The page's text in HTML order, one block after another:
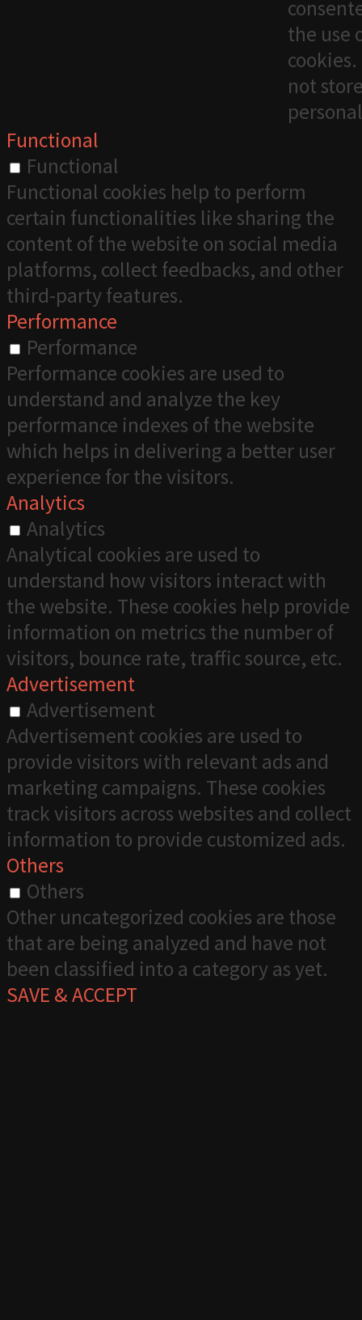
the use
not
Functional
Functional
Functional cookies help to perform
certain functionalities like sharing the
content of the website on social media
platforms, collect feedbacks, and other
third-party features.
Performance
Performance
Performance cookies are used to
understand and analyze the key
performance indexes of the website
which helps in delivering a better user
experience for the visitors.
Analytics
Analytics
Analytical cookies are used to
understand how visitors interact with
the website. These cookies help provide
information on metrics the number of
visitors, bounce rate, traffic source, etc.
Advertisement
Advertisement
Advertisement cookies are used to
provide visitors with relevant ads and
marketing campaigns. These cookies
track visitors across websites and collect
information to provide customized ads.
Others
Others
Other uncategorized cookies are those
that are being analyzed and have not
been classified into a category as yet.
SAVE & ACCEPT